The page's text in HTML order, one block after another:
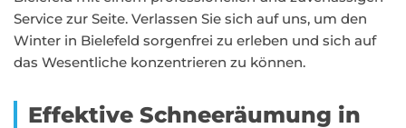
Service zur Seite. Verlassen Sie sich auf uns, um den
Winter in Bielefeld sorgenfrei zu erleben und sich auf
das Wesentliche konzentrieren zu können.
Effektive Schneeräumung in